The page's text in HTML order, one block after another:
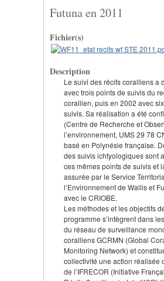
Futuna en 2011
Fichier(s)
Description
Le suivi des récifs coralliens a
avec trois points de suivis du
corallien, puis en 2002 avec
suivis. Sa réalisation a été
(Centre de Recherche et
l’environnement, UMS 29 78
basé en Polynésie française.
des suivis ichtyologiques sont
ces mêmes points de suivis et
assurée par le Service
l’Environnement de Wallis et
avec le CRIOBE.
Les méthodes et les objectifs
programme s’intègrent dans
du réseau de surveillance
coralliens GCRMN (Global
Monitoring Network) et
collectivité une action réalisée
de l’IFRECOR (Initiative